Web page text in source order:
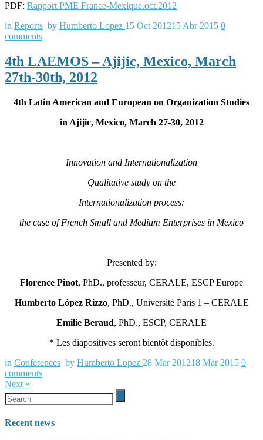
PDF: Rapport PME France-Mexique.oct.2012
in Reports by Humberto Lopez 15 Oct 201215 Abr 2015 0
comments
4th LAEMOS – Ajijic, Mexico, March
27th-30th, 2012
4th Latin American and European on Organization Studies
in Ajijic, Mexico, March 27-30, 2012
Innovation and Internationalization
Qualitative study on the
Internationalization process:
the case of French Small and Medium Enterprises in Mexico
Presented by:
Florence Pinot, PhD., professeur, CERALE, ESCP Europe
Humberto López Rizzo, PhD., Université Paris 1 – CERALE
Emilie Beraud, PhD., ESCP, CERALE
* Les diapositives seront bientôt disponibles.
in Conferences by Humberto Lopez 28 Mar 201218 Mar 2015 0
comments
Next »
Recent news